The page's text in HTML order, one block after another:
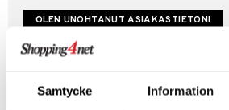
Samtycke Information
Luo uusi asiakas
Hyviä tarjouksia